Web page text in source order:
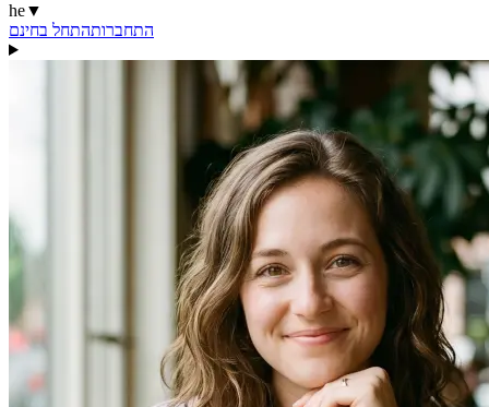
he▼
התחברותהתחל בחינם